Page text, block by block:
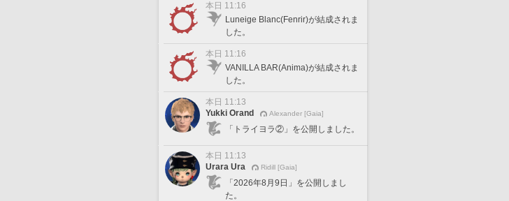
本日 11:16
Luneige Blanc(Fenrir)が結成されま
した。
本日 11:16
VANILLA BAR(Anima)が結成されま
した。
本日 11:13
Yukki Orand
Alexander [Gaia]
「トライヨラ②」を公開しました。
本日 11:13
Urara Ura
Ridill [Gaia]
「2026年8月9日」を公開しまし
た。